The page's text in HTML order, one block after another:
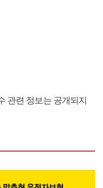
관련 정보는 공개되지